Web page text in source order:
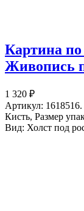
Картина
Живопись
1 320 ₽
Артикул:
Кисть, Размер
Вид: Холст под